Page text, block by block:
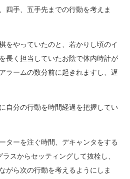
四手、五手先までの行動を考えま
をやっていたのと、若かりし頃のイ
長く担当していたお陰で体内時計が
ラームの数分前に起きれますし、遅
自分の行動を時間経過を把握してい
ターを注ぐ時間、デキャンタをする
スからセッティングして抜栓し、
がら次の行動を考えるようにしま